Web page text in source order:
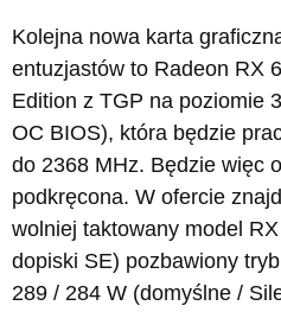
Kolejna nowa karta
entuzjastów to Radeon RX
Edition z TGP na poziomie
OC BIOS), która będzie
do 2368 MHz. Będzie więc
podkręcona. W ofercie
wolniej taktowany model
dopiski SE) pozbawiony
289 / 284 W (domyślne /